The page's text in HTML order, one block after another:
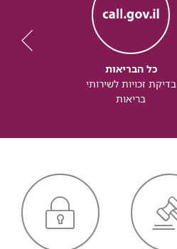
כל הבריאות
בדיקת זכויות לשירותי
בריאות